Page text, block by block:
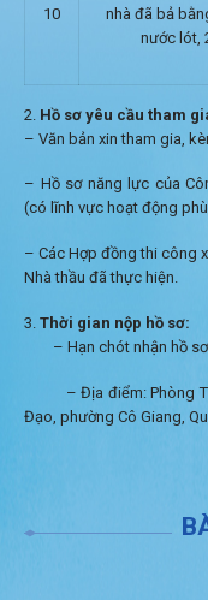
10
nhà đã bả
nước lót,
Hồ sơ yêu cầu tham
– Văn bản xin tham gia,
– Hồ sơ năng lực của
(có lĩnh vực hoạt động
– Các Hợp đồng thi công
Nhà thầu đã thực hiện.
Thời gian nộp hồ sơ:
– Hạn chót nhận hồ sơ:
– Địa điểm: Phòng Tổ
Đạo, phường Cô Giang,